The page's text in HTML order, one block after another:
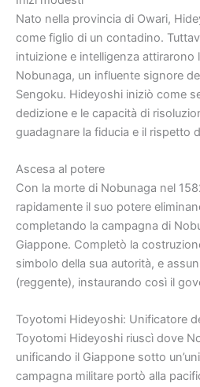
Nato nella provincia di Owari,
come figlio di un contadino.
intuizione e intelligenza attirarono
Nobunaga, un influente signore
Sengoku. Hideyoshi iniziò come
dedizione e le capacità di
guadagnare la fiducia e il rispetto
Ascesa al potere
Con la morte di Nobunaga nel
rapidamente il suo potere
completando la campagna di
Giappone. Completò la
simbolo della sua autorità, e
(reggente), instaurando così il
Toyotomi Hideyoshi: Unificatore
Toyotomi Hideyoshi riuscì dove
unificando il Giappone sotto
campagna militare portò alla